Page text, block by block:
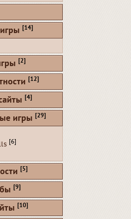
[14]
[2]
[12]
[4]
игры [29]
[6]
[5]
[9]
[10]